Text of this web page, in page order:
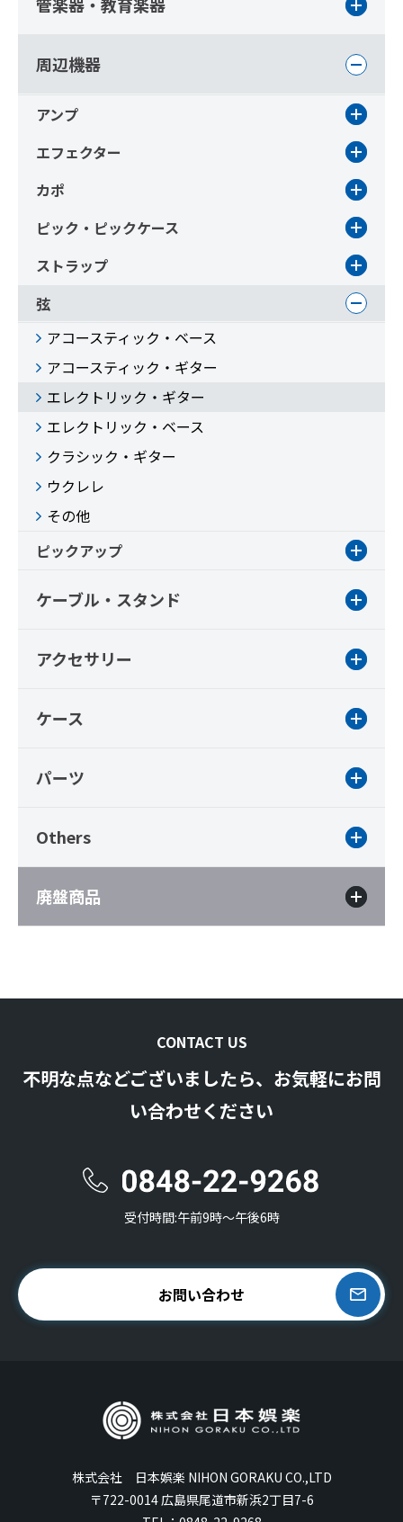
周辺機器
アンプ
エフェクター
カポ
ピック・ピックケース
ストラップ
弦
アコースティック・ベース
アコースティック・ギター
エレクトリック・ギター
エレクトリック・ベース
クラシック・ギター
ウクレレ
その他
ピックアップ
ケーブル・スタンド
アクセサリー
ケース
パーツ
Others
廃盤商品
CONTACT US
不明な点などございましたら、お気軽にお問
い合わせください
受付時間:午前9時〜午後6時
お問い合わせ
株式会社 日本娯楽 NIHON GORAKU CO.,LTD
〒722-0014 広島県尾道市新浜2丁目7-6